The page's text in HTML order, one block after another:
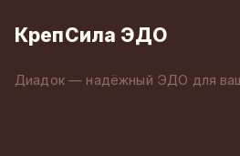
КрепСила ЭДО
Диадок — надёжный ЭДО для